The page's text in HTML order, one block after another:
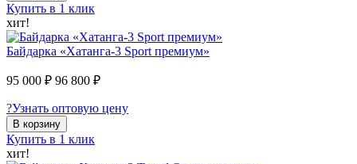
Купить в 1 клик
хит!
Байдарка «Хатанга-3 Sport премиум»
95 000 ₽ 96 800 ₽
?Узнать оптовую цену
В корзину
Купить в 1 клик
хит!